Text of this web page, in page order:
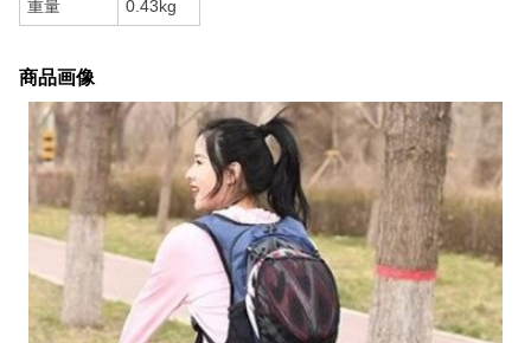
重量 0.43kg
商品画像